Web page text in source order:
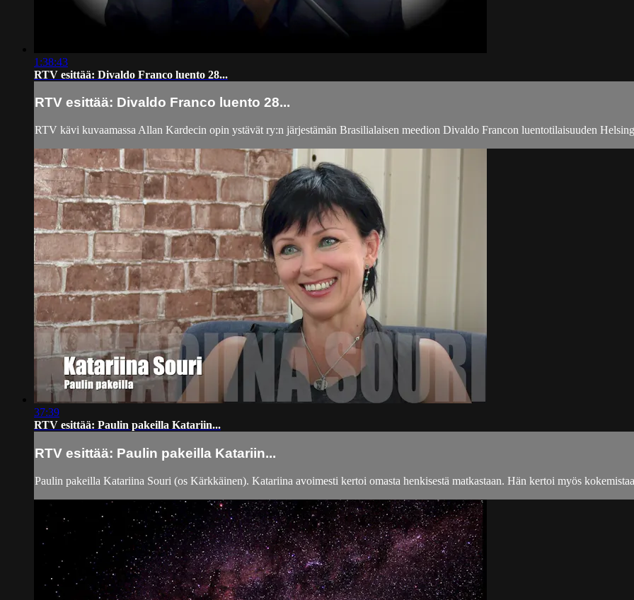
1:38:43
RTV esittää: Divaldo Franco luento 28...
RTV esittää: Divaldo Franco luento 28...
RTV kävi kuvaamassa Allan Kardecin opin ystävät ry:n järjestämän Brasilialaisen meedion Divaldo Francon luentotilaisuuden
37:39
RTV esittää: Paulin pakeilla Katariin...
RTV esittää: Paulin pakeilla Katariin...
Paulin pakeilla Katariina Souri (os Kärkkäinen). Katariina avoimesti kertoi omasta henkisestä matkastaan. Hän kertoi myös